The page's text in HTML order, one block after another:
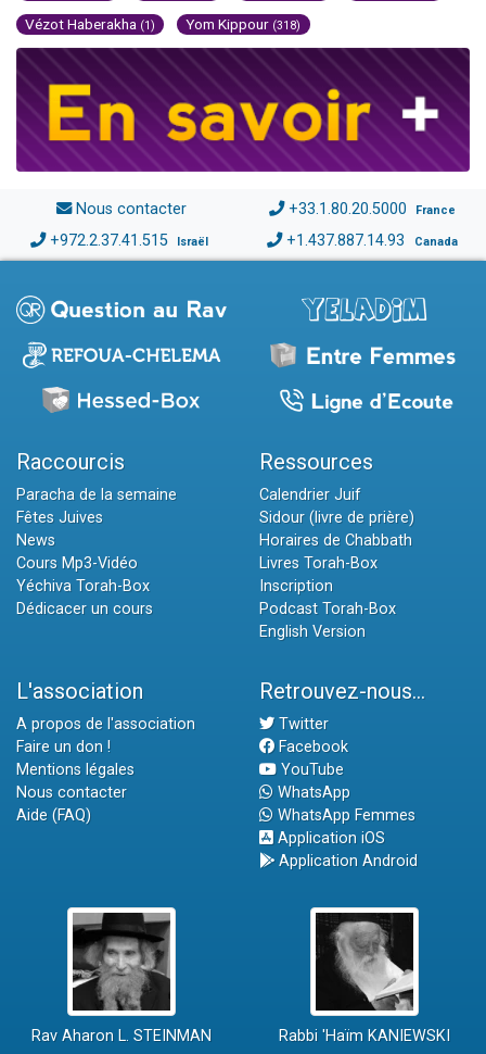
Vézot Haberakha (1) Yom Kippour (318)
Nous contacter +33.1.80.20.5000 France
+972.2.37.41.515 Israël +1.437.887.14.93 Canada
Raccourcis
Paracha de la semaine
Fêtes Juives
News
Cours Mp3-Vidéo
Yéchiva Torah-Box
Dédicacer un cours
Ressources
Calendrier Juif
Sidour (livre de prière)
Horaires de Chabbath
Livres Torah-Box
Inscription
Podcast Torah-Box
English Version
L'association
A propos de l'association
Faire un don !
Mentions légales
Nous contacter
Aide (FAQ)
Retrouvez-nous...
Twitter
Facebook
YouTube
WhatsApp
WhatsApp Femmes
Application iOS
Application Android
Rav Aharon L. STEINMAN Rabbi 'Haïm KANIEWSKI